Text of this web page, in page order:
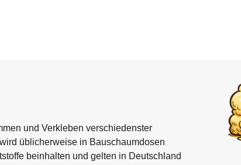
und Verkleben verschiedenster
üblicherweise in Bauschaumdosen
beinhalten und gelten in Deutschland